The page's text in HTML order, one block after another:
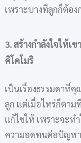
เพราะบางทีลูกก็ต้อ
3.สร้างกำลังใจให้เ
คิโคโมริ
เป็นเรื่องธรรมดาที่
ลูก แต่เมื่อไหร่ก็ตาม
แก้ไขให้ เพราะจะท
ความอดทนต่อปัญหา